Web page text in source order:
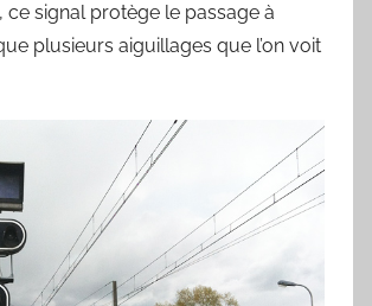
ce signal protège le passage à
plusieurs aiguillages que l’on voit